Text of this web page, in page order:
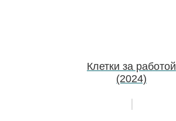
Клетки за работой
(2024)